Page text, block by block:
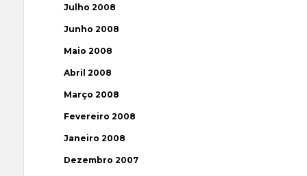
Julho 2008
Junho 2008
Maio 2008
Abril 2008
Março 2008
Fevereiro 2008
Janeiro 2008
Dezembro 2007